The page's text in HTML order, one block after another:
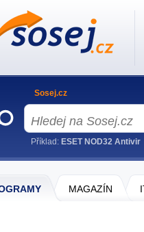
MAGAZÍN
Sosej.cz
Příklad: ESET NOD32 Antivir